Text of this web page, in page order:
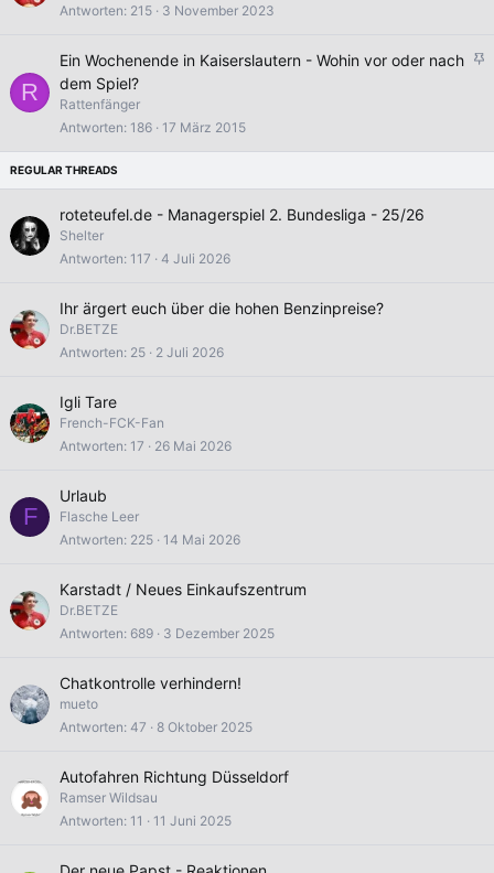
Antworten 215 3 November 2023
R
A
Ein Wochenende in Kaiserslautern - Wohin vor oder nach
dem Spiel?
Rattenfänger
Antworten 186 17 März 2015
roteteufel.de - Managerspiel 2. Bundesliga - 25/26
Shelter
Antworten 117 4 Juli 2026
Ihr ärgert euch über die hohen Benzinpreise?
Dr.BETZE
Antworten 25 2 Juli 2026
Igli Tare
French-FCK-Fan
Antworten 17 26 Mai 2026
F
Urlaub
Flasche Leer
Antworten 225 14 Mai 2026
Karstadt / Neues Einkaufszentrum
Dr.BETZE
Antworten 689 3 Dezember 2025
Chatkontrolle verhindern!
mueto
Antworten 47 8 Oktober 2025
Autofahren Richtung Düsseldorf
Ramser Wildsau
Antworten 11 11 Juni 2025